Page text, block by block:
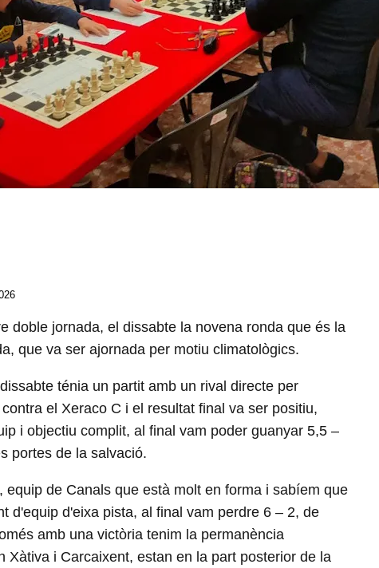
doble jornada, el dissabte la novena ronda que és la
que va ser ajornada per motiu climatològics.
ténia un partit amb un rival directe per
el Xeraco C i el resultat final va ser positiu,
i objectiu complit, al final vam poder guanyar 5,5 –
portes de la salvació.
de Canals que està molt en forma i sabíem que
d'equip d'eixa pista, al final vam perdre 6 – 2, de
amb una victòria tenim la permanència
Xàtiva i Carcaixent, estan en la part posterior de la